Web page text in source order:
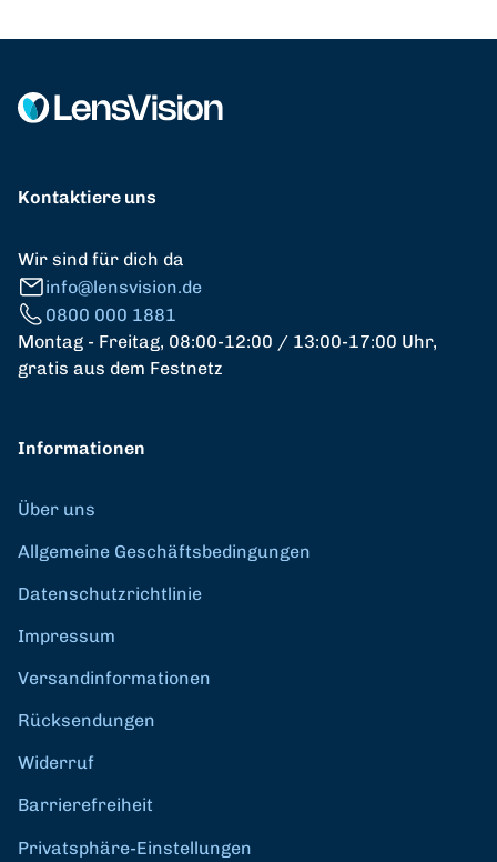
Kontaktiere uns
Wir sind für dich da
info@lensvision.de
0800 000 1881
Montag - Freitag, 08:00-12:00 / 13:00-17:00 Uhr,
gratis aus dem Festnetz
Informationen
Über uns
Allgemeine Geschäftsbedingungen
Datenschutzrichtlinie
Impressum
Versandinformationen
Rücksendungen
Widerruf
Barrierefreiheit
Privatsphäre-Einstellungen